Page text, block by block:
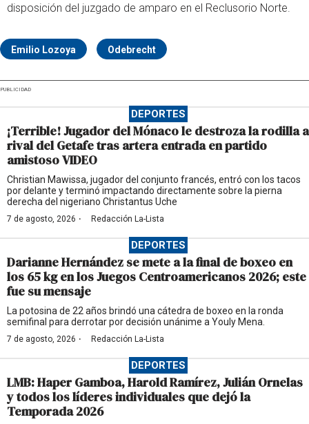
disposición del juzgado de amparo en el Reclusorio Norte.
Emilio Lozoya Odebrecht
PUBLICIDAD
DEPORTES
¡Terrible! Jugador del Mónaco le destroza la rodilla a
rival del Getafe tras artera entrada en partido
amistoso VIDEO
Christian Mawissa, jugador del conjunto francés, entró con los tacos
por delante y terminó impactando directamente sobre la pierna
derecha del nigeriano Christantus Uche
7 de agosto, 2026 · Redacción La-Lista
DEPORTES
Darianne Hernández se mete a la final de boxeo en
los 65 kg en los Juegos Centroamericanos 2026; este
fue su mensaje
La potosina de 22 años brindó una cátedra de boxeo en la ronda
semifinal para derrotar por decisión unánime a Youly Mena.
7 de agosto, 2026 · Redacción La-Lista
DEPORTES
LMB: Haper Gamboa, Harold Ramírez, Julián Ornelas
y todos los líderes individuales que dejó la
Temporada 2026